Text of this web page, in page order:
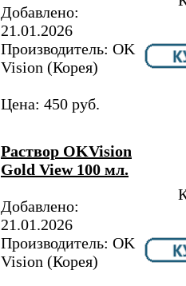
Добавлено:
21.01.2026
Производитель: OK
Vision (Корея)
Цена: 450 руб.
Раствор OKVision
Gold View 100 мл.
Добавлено:
21.01.2026
Производитель: OK
Vision (Корея)